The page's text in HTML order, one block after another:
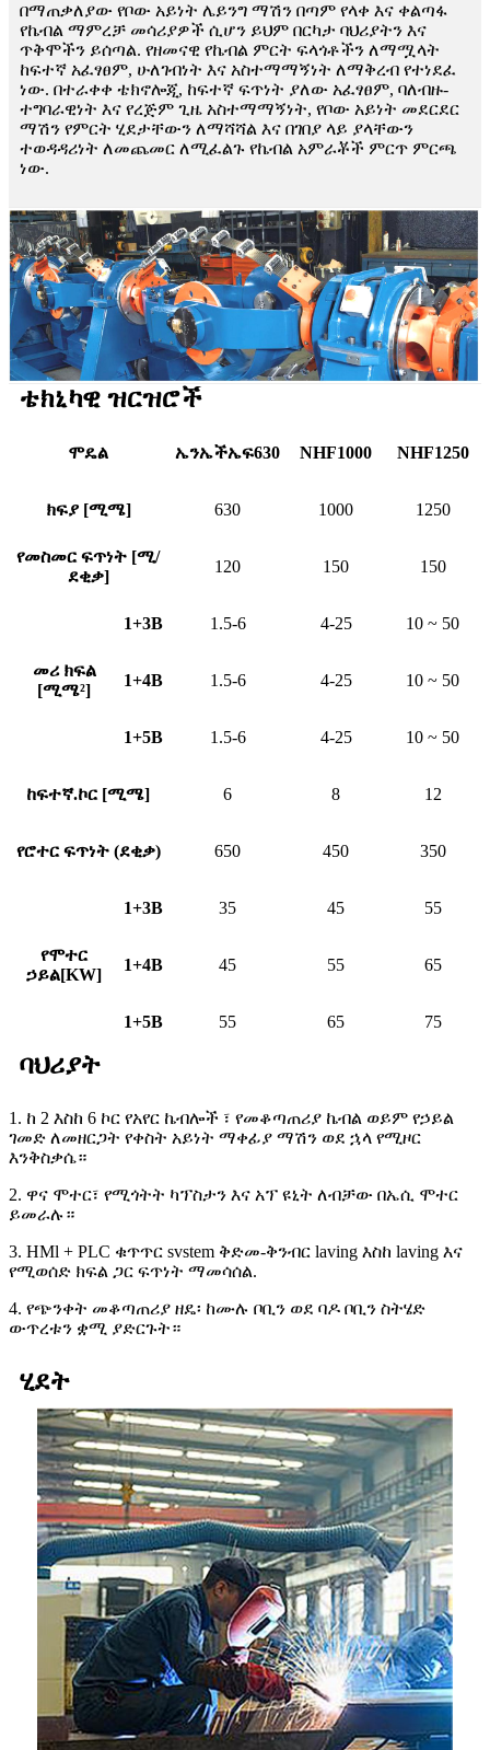
በማጠቃለያው የቦው አይነት ሌይንግ ማሽን በጣም የላቀ እና ቀልጣፋ
የኬብል ማምረቻ መሳሪያዎች ሲሆን ይህም በርካታ ባህሪያትን እና
ጥቅሞችን ይሰጣል. የዘመናዊ የኬብል ምርት ፍላጎቶችን ለማሟላት
ከፍተኛ አፈፃፀም, ሁለገብነት እና አስተማማኝነት ለማቅረብ የተነደፈ
ነው. በተራቀቀ ቴክኖሎጂ, ከፍተኛ ፍጥነት ያለው አፈፃፀም, ባለብዙ-
ተግባራዊነት እና የረጅም ጊዜ አስተማማኝነት, የቦው አይነት መደርደር
ማሽን የምርት ሂደታቸውን ለማሻሻል እና በገበያ ላይ ያላቸውን
ተወዳዳሪነት ለመጨመር ለሚፈልጉ የኬብል አምራቾች ምርጥ ምርጫ
ነው.
ቴክኒካዊ ዝርዝሮች
ሞዴል ኤንኤችኤፍ630 NHF1000 NHF1250
ክፍያ [ሚሜ] 630 1000 1250
የመስመር ፍጥነት [ሚ/
ደቂቃ]
120 150 150
መሪ ክፍል
[ሚሜ²]
1+3B 1.5-6 4-25 10 ~ 50
1+4B 1.5-6 4-25 10 ~ 50
1+5B 1.5-6 4-25 10 ~ 50
ከፍተኛ.ኮር [ሚሜ] 6 8 12
የሮተር ፍጥነት (ደቂቃ) 650 450 350
የሞተር
ኃይል[KW]
1+3B 35 45 55
1+4B 45 55 65
1+5B 55 65 75
ባህሪያት
1. ከ 2 እስከ 6 ኮር የአየር ኬብሎች ፣ የመቆጣጠሪያ ኬብል ወይም የኃይል
ገመድ ለመዘርጋት የቀስት አይነት ማቀፊያ ማሽን ወደ ኋላ የሚዞር
እንቅስቃሴ።
2. ዋና ሞተር፣ የሚጎትት ካፕስታን እና አፕ ዩኒት ለብቻው በኤሲ ሞተር
ይመራሉ።
3. HMl + PLC ቁጥጥር svstem ቅድመ-ቅንብር laving እስከ laving እና
የሚወሰድ ክፍል ጋር ፍጥነት ማመሳሰል.
4. የጭንቀት መቆጣጠሪያ ዘዴ፡ ከሙሉ ቦቢን ወደ ባዶ ቦቢን ስትሄድ
ውጥረቱን ቋሚ ያድርጉት።
ሂደት